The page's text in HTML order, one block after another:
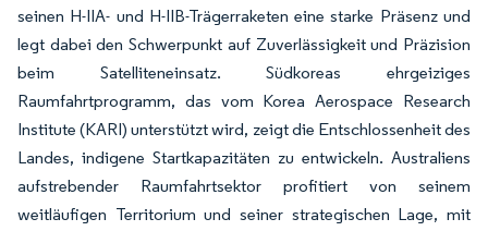
seinen H-IIA- und H-IIB-Trägerraketen eine starke Präsenz und
legt dabei den Schwerpunkt auf Zuverlässigkeit und Präzision
beim Satelliteneinsatz. Südkoreas ehrgeiziges
Raumfahrtprogramm, das vom Korea Aerospace Research
Institute (KARI) unterstützt wird, zeigt die Entschlossenheit des
Landes, indigene Startkapazitäten zu entwickeln. Australiens
aufstrebender Raumfahrtsektor profitiert von seinem
weitläufigen Territorium und seiner strategischen Lage, mit